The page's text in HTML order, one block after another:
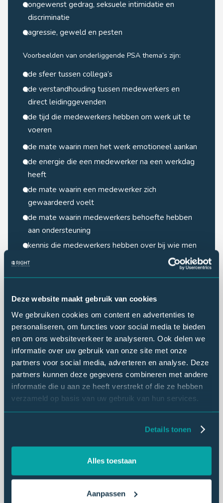
Deze website maakt gebruik van cookies
We gebruiken cookies om content en advertenties te
personaliseren, om functies voor social media te bieden
en om ons websiteverkeer te analyseren. Ook delen we
informatie over uw gebruik van onze site met onze
partners voor social media, adverteren en analyse. Deze
partners kunnen deze gegevens combineren met andere
informatie die u aan ze heeft verstrekt of die ze hebben
verzameld op basis van uw gebruik van hun services.
Details tonen
Alles toestaan
Aanpassen
ongewenst gedrag, seksuele intimidatie en
discriminatie
agressie, geweld en pesten
Voorbeelden van onderliggende PSA thema’s zijn:
de sfeer tussen collega’s
de verstandhouding tussen medewerkers en
direct leidinggevenden
de tijd die medewerkers hebben om werk uit te
voeren
de mate waarin men het werk emotioneel aankan
de energie die een medewerker na een werkdag
heeft
de mate waarin een medewerker zich
gewaardeerd voelt
de mate waarin medewerkers behoefte hebben
aan ondersteuning
kennis die medewerkers hebben over bij wie men
terecht kan in situaties van ongewenst gedrag
de mate waarin medewerkers in aanraking komen
Vragenlijst
Een goede vragenlijst is essentieel.
Een valide vragenlijst is de basis voor een goed PSA-
onderzoek. De vragenlijst bepaalt tenslotte welke
vragen er in het rapport beantwoord worden; alleen
met de juiste vraag wordt het juiste antwoord
verkregen. Right Marktonderzoek ontwikkelt al ruim 30
jaar vragenlijsten voor diverse onderzoeken. Op basis
vragen ontwikkeld die kan worden gebruikt tijdens een
onderzoek. Wij weten welke vragen essentieel zijn en
Wanneer u kiest voor ons online onderzoek, verzorgen